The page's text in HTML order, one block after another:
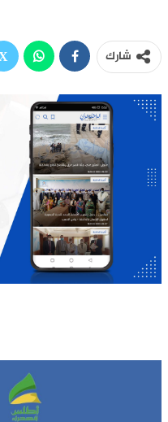
شارك